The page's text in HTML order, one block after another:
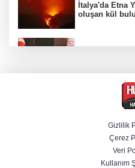
İtalya'da Etna
oluşan kül
Yurt dışına
Selçuk
Gizlilik
Çerez
Veri
Kullanım